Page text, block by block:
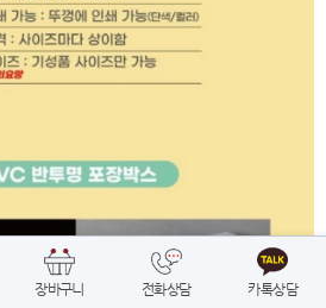
장바구니 전화상담 카톡상담